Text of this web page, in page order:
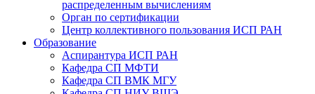
распределенным вычислениям
Орган по сертификации
Центр коллективного пользования ИСП РАН
Образование
Аспирантура ИСП РАН
Кафедра СП МФТИ
Кафедра СП ВМК МГУ